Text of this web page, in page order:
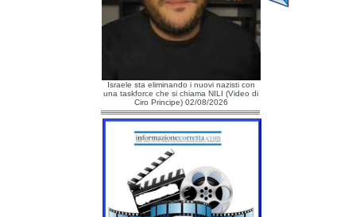
Israele sta eliminando i nuovi nazisti con
una taskforce che si chiama NILI (Video di
Ciro Principe) 02/08/2026